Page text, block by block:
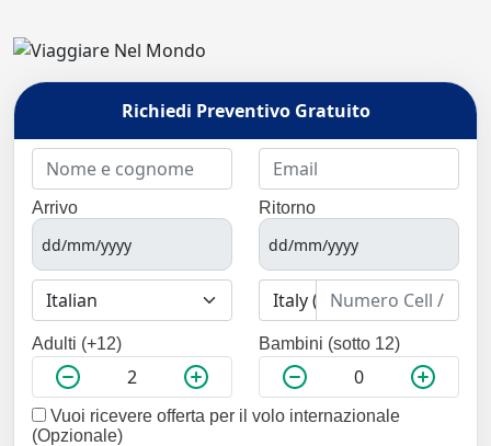
Richiedi Preventivo Gratuito
Arrivo Ritorno
Adulti (+12) Bambini (sotto 12)
Vuoi ricevere offerta per il volo internazionale
(Opzionale)